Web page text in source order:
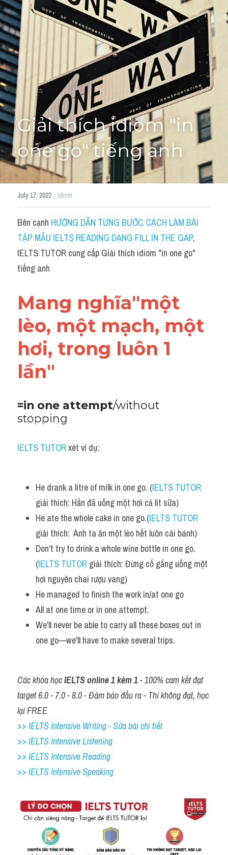
Giải đề thi từng câu
Lời khuyên
Giải đề thi
Academic words
Phrase
Phrasal Verb
Idioms đồng nghĩa
Idioms trái nghĩa
Antonym
Idiom
Grammar
Word form
Cách dùng từ
Phân biệt từ
Đề thi thật Task 2
Writing
Reading
HỌC THỬ
Giải thích idiom "in
one go" tiếng anh
July 17, 2022 · Idiom
Bên cạnh HƯỚNG DẪN TỪNG BƯỚC CÁCH LÀM BÀI
TẬP MẪU IELTS READING DẠNG FILL IN THE GAP,
IELTS TUTOR cung cấp Giải thích idiom "in one go"
tiếng anh
Mang nghĩa"một
lèo, một mạch, một
hơi, trong luôn 1
lần"
=in one attempt/without
stopping
IELTS TUTOR xét ví dụ:
He drank a litre of milk in one go. (IELTS TUTOR
giải thích: Hắn đã uống một hơi cả lít sữa)
He ate the whole cake in one go.(IELTS TUTOR
giải thích:  Anh ta ăn một lèo hết luôn cái bánh)
Don't try to drink a whole wine bottle in one go.
(IELTS TUTOR giải thích: Đừng cố gắng uống một
hơi nguyên chai rượu vang)
He managed to finish the work in/at one go
All at one time or in one attempt.
We'll never be able to carry all these boxes out in
one go—we'll have to make several trips.
Các khóa học IELTS online 1 kèm 1 - 100% cam kết đạt
target 6.0 - 7.0 - 8.0 - Đảm bảo đầu ra - Thi không đạt, học
lại FREE
>> IELTS Intensive Writing - Sửa bài chi tiết
>> IELTS Intensive Listening
>> IELTS Intensive Reading
>> IELTS Intensive Speaking